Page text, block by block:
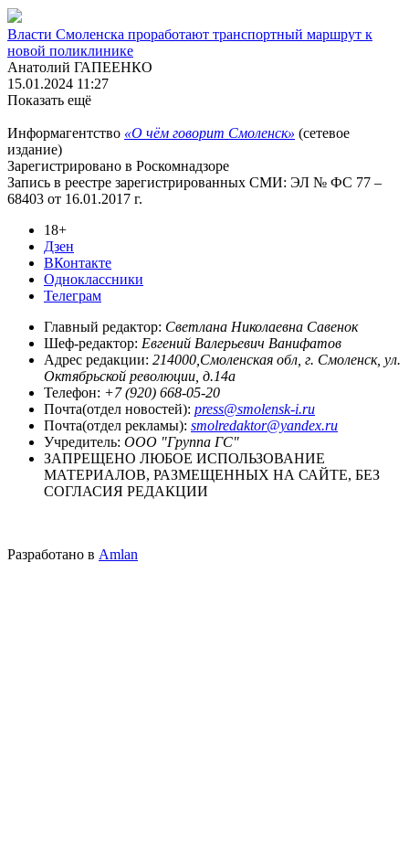
Власти Смоленска проработают транспортный маршрут к
новой поликлинике
Анатолий ГАПЕЕНКО
15.01.2024 11:27
Показать ещё
Информагентство «О чём говорит Смоленск» (сетевое
издание)
Зарегистрировано в Роскомнадзоре
Запись в реестре зарегистрированных СМИ: ЭЛ № ФС 77 –
68403 от 16.01.2017 г.
18+
Дзен
ВКонтакте
Одноклассники
Телеграм
Главный редактор: Светлана Николаевна Савенок
Шеф-редактор: Евгений Валерьевич Ванифатов
Адрес редакции: 214000,Смоленская обл, г. Смоленск, ул.
Октябрьской революции, д.14а
Телефон: +7 (920) 668-05-20
Почта(отдел новостей): press@smolensk-i.ru
Почта(отдел рекламы): smolredaktor@yandex.ru
Учредитель: ООО "Группа ГС"
ЗАПРЕЩЕНО ЛЮБОЕ ИСПОЛЬЗОВАНИЕ
МАТЕРИАЛОВ, РАЗМЕЩЕННЫХ НА САЙТЕ, БЕЗ
СОГЛАСИЯ РЕДАКЦИИ
Разработано в Amlan